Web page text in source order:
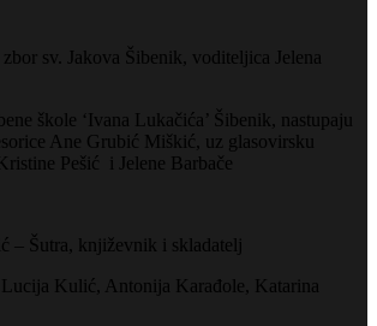
sv. Jakova Šibenik, voditeljica Jelena
škole ‘Ivana Lukačića’ Šibenik, nastupaju
Ane Grubić Miškić, uz glasovirsku
Pešić i Jelene Barbače
– Šutra, književnik i skladatelj
Kulić, Antonija Karađole, Katarina